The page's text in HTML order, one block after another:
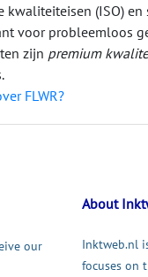
kwaliteiteisen (ISO) en
voor probleemloos
zijn premium
FLWR?
our
About
Inktweb.nl
focuses on